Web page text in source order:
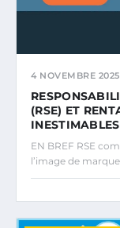
4 NOVEMBRE 2025
(RSE) ET
EN BREF RSE
l’image de